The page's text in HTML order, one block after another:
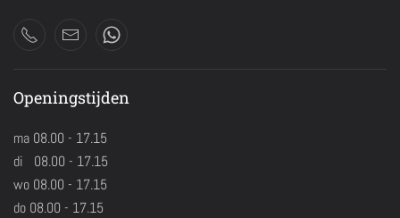
Openingstijden
ma 08.00 - 17.15
di 08.00 - 17.15
wo 08.00 - 17.15
do 08.00 - 17.15